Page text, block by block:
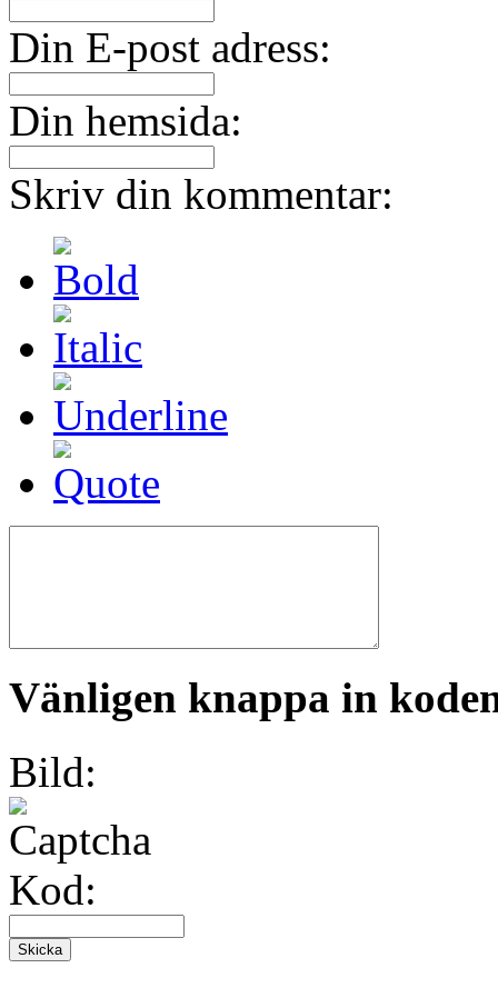
Din E-post adress:
Din hemsida:
Skriv din kommentar:
Vänligen knappa in
Bild:
Kod: